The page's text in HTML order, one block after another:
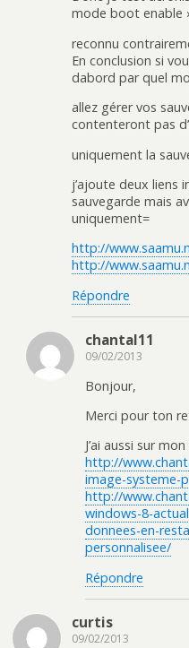
mode boot enable
reconnu
En conclusion si
dabord par quel
allez gérer vos
contenteront pas
uniquement la
j’ajoute deux liens
sauvegarde mais
uniquement=
http://
http://
Répondre
chantal11
09/02/2013
Bonjour,
Merci pour ton
J’ai aussi sur
http://
image-systeme-
http://
windows-8-
donnees-en-
personnalisee/
Répondre
curtis
09/02/2013